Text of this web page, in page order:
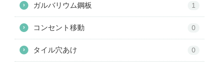
› ガルバリウム鋼板 1
› コンセント移動 0
› タイル穴あけ 0